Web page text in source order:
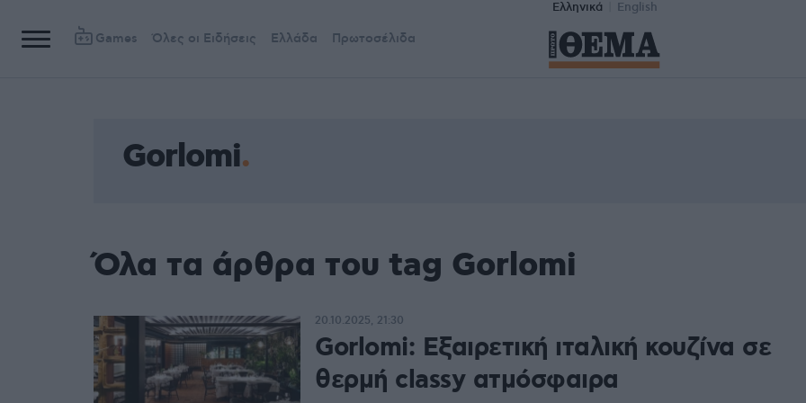
Ελληνικά English
Games Όλες οι Ειδήσεις Ελλάδα Πρωτοσέλιδα
Gorlomi
Όλα τα άρθρα του tag Gorlomi
Gorlomi: Εξαιρετική ιταλική κουζίνα σε
θερμή classy ατμόσφαιρα
20.10.2025, 21:30